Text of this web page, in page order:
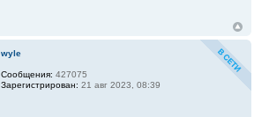
wyle
Сообщения: 427075
Зарегистрирован: 21 авг 2023, 08:39